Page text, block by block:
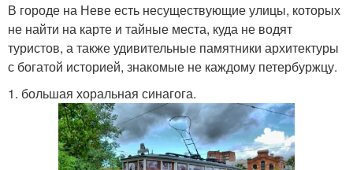
В городе на Неве есть несуществующие улицы, которых
не найти на карте и тайные места, куда не водят
туристов, а также удивительные памятники архитектуры
с богатой историей, знакомые не каждому петербуржцу.
1. большая хоральная синагога.